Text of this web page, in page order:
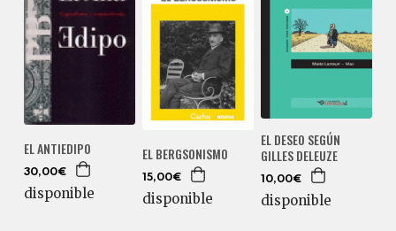
EL ANTIEDIPO
30,00€
disponible
EL BERGSONISMO
15,00€
disponible
EL DESEO SEGÚN
GILLES DELEUZE
10,00€
disponible